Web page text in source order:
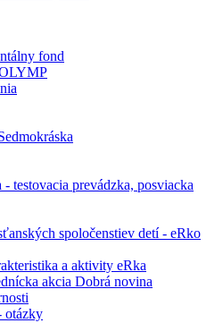
fond
- testovacia prevádzka, posviacka
spoločenstiev detí - eRko
a aktivity eRka
akcia Dobrá novina
otázky